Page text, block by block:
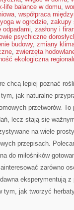
life balance w domu,
, współpraca
yoga w ogrodzie, zakupy
odpadami, zasłony i
psychiczne
budowy, zmiany
, zwierzęta
ekologiczna
chcą lepiej poznać
jak naturalne
przetworów.
lecz stają się
na wiele
przepisach.
do miłośników
zarówno
eksperymentują z
tym, jak tworzyć